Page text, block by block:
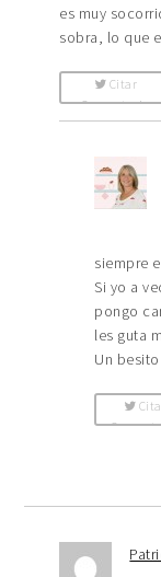
es muy
sobra, lo que
Citar
Comentario
siempre
Si yo a
pongo
les guta
Un besito